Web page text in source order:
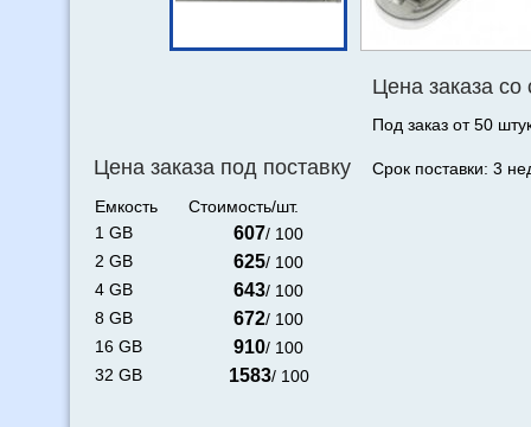
Цена заказа под поставку
Емкость
Стоимость/шт.
1 GB
607/ 100
2 GB
625/ 100
4 GB
643/ 100
8 GB
672/ 100
16 GB
910/ 100
32 GB
1583/ 100
Цена заказа со
Под заказ от 50
Срок поставки: 3